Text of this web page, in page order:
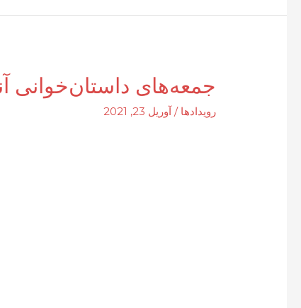
کتاب
جمعه‌های داستان‌خوانی
رویدادها / آوریل 23, 2021